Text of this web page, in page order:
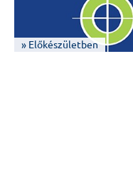
» Előkészületben